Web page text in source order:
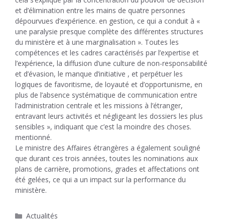
et d’élimination entre les mains de quatre personnes
dépourvues d’expérience. en gestion, ce qui a conduit à «
une paralysie presque complète des différentes structures
du ministère et à une marginalisation ». Toutes les
compétences et les cadres caractérisés par l’expertise et
l’expérience, la diffusion d’une culture de non-responsabilité
et d’évasion, le manque d’initiative , et perpétuer les
logiques de favoritisme, de loyauté et d’opportunisme, en
plus de l’absence systématique de communication entre
l’administration centrale et les missions à l’étranger,
entravant leurs activités et négligeant les dossiers les plus
sensibles », indiquant que c’est la moindre des choses.
mentionné.
Le ministre des Affaires étrangères a également souligné
que durant ces trois années, toutes les nominations aux
plans de carrière, promotions, grades et affectations ont
été gelées, ce qui a un impact sur la performance du
ministère.
Catégories
Actualités